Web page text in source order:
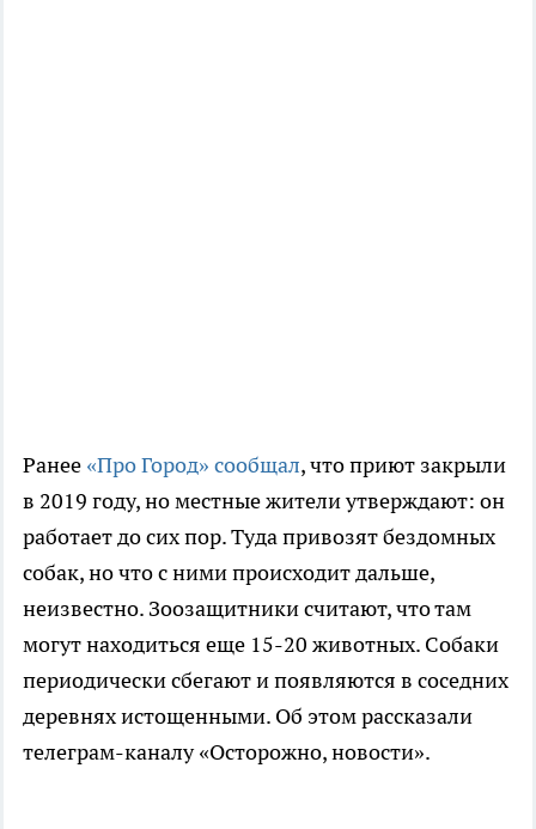
Ранее «Про Город» сообщал, что приют закрыли
в 2019 году, но местные жители утверждают: он
работает до сих пор. Туда привозят бездомных
собак, но что с ними происходит дальше,
неизвестно. Зоозащитники считают, что там
могут находиться еще 15-20 животных. Собаки
периодически сбегают и появляются в соседних
деревнях истощенными. Об этом рассказали
телеграм-каналу «Осторожно, новости».